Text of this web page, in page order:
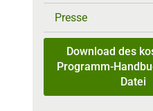
Presse
Download des
Programm-
Datei